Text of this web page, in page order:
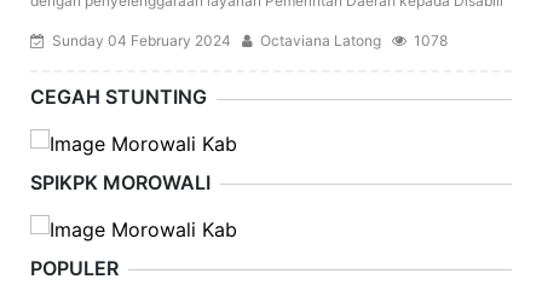
Sunday 04 February 2024 Octaviana Latong 1078
CEGAH STUNTING
SPIKPK MOROWALI
POPULER